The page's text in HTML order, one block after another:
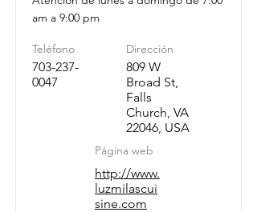
am a 9:00 pm
Teléfono
703-237-
0047
Dirección
809 W
Broad St,
Falls
Church, VA
22046, USA
Página web
http://www.
luzmilascui
sine.com